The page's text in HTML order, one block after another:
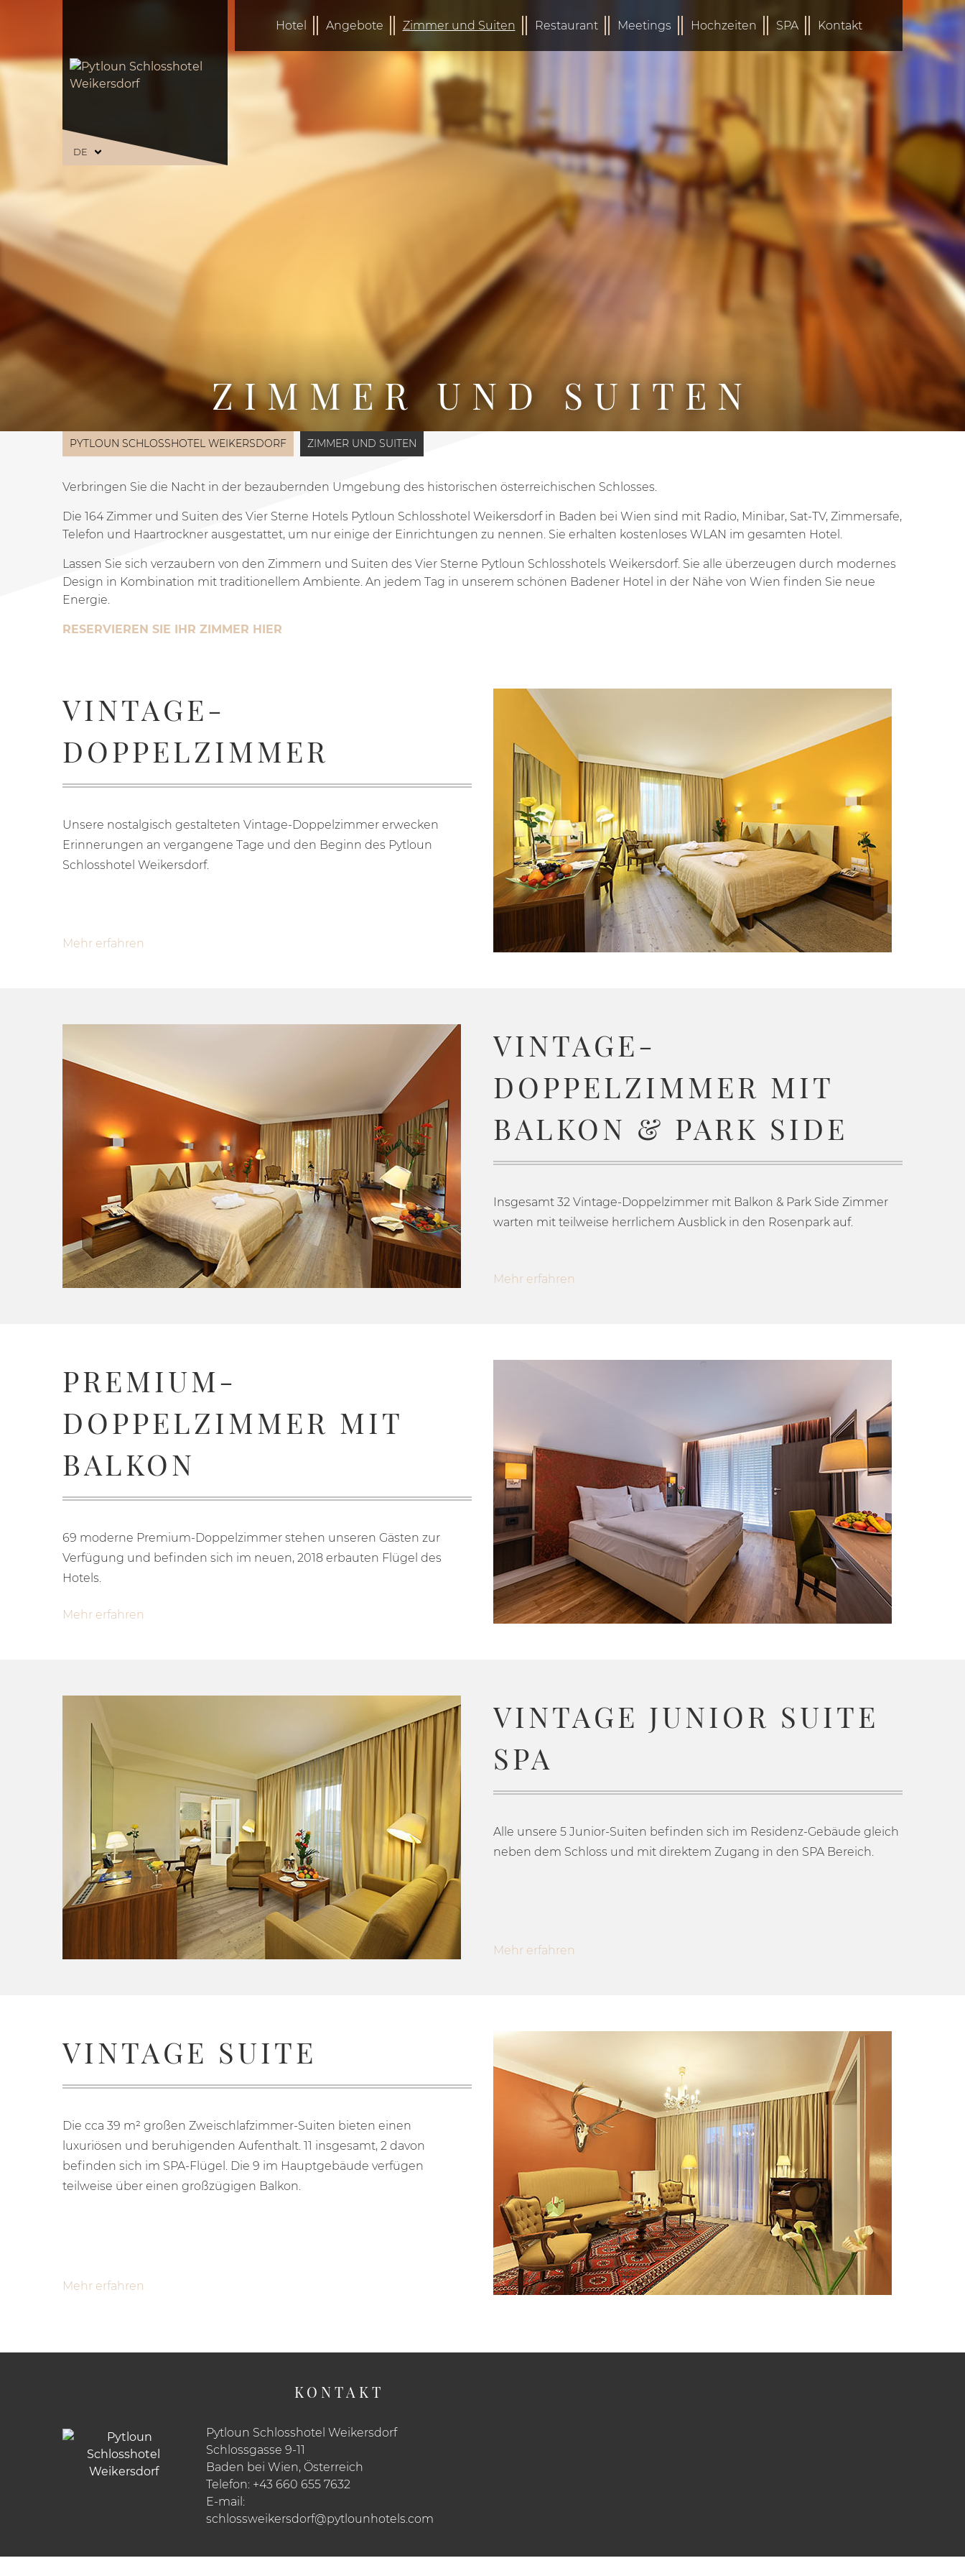
DE
Hotel Angebote Zimmer und Suiten Restaurant Meetings Hochzeiten SPA Kontakt
ZIMMER UND SUITEN
PYTLOUN SCHLOSSHOTEL WEIKERSDORF ZIMMER UND SUITEN
Verbringen Sie die Nacht in der bezaubernden Umgebung des historischen österreichischen Schlosses.
Die 164 Zimmer und Suiten des Vier Sterne Hotels Pytloun Schlosshotel Weikersdorf in Baden bei Wien sind mit Radio, Minibar, Sat-TV, Zimmersafe,
Telefon und Haartrockner ausgestattet, um nur einige der Einrichtungen zu nennen. Sie erhalten kostenloses WLAN im gesamten Hotel.
Lassen Sie sich verzaubern von den Zimmern und Suiten des Vier Sterne Pytloun Schlosshotels Weikersdorf. Sie alle überzeugen durch modernes
Design in Kombination mit traditionellem Ambiente. An jedem Tag in unserem schönen Badener Hotel in der Nähe von Wien finden Sie neue
Energie.
RESERVIEREN SIE IHR ZIMMER HIER
VINTAGE-
DOPPELZIMMER
Unsere nostalgisch gestalteten Vintage-Doppelzimmer erwecken
Erinnerungen an vergangene Tage und den Beginn des Pytloun
Schlosshotel Weikersdorf.
Mehr erfahren
VINTAGE-
DOPPELZIMMER MIT
BALKON & PARK SIDE
Insgesamt 32 Vintage-Doppelzimmer mit Balkon & Park Side Zimmer
warten mit teilweise herrlichem Ausblick in den Rosenpark auf.
Mehr erfahren
PREMIUM-
DOPPELZIMMER MIT
BALKON
69 moderne Premium-Doppelzimmer stehen unseren Gästen zur
Verfügung und befinden sich im neuen, 2018 erbauten Flügel des
Hotels.
Mehr erfahren
VINTAGE JUNIOR SUITE
SPA
Alle unsere 5 Junior-Suiten befinden sich im Residenz-Gebäude gleich
neben dem Schloss und mit direktem Zugang in den SPA Bereich.
Mehr erfahren
VINTAGE SUITE
Die cca 39 m² großen Zweischlafzimmer-Suiten bieten einen
luxuriösen und beruhigenden Aufenthalt. 11 insgesamt, 2 davon
befinden sich im SPA-Flügel. Die 9 im Hauptgebäude verfügen
teilweise über einen großzügigen Balkon.
Mehr erfahren
KONTAKT
Pytloun Schlosshotel Weikersdorf
Schlossgasse 9-11
Baden bei Wien, Österreich
Telefon: +43 660 655 7632
E-mail:
schlossweikersdorf@pytlounhotels.com